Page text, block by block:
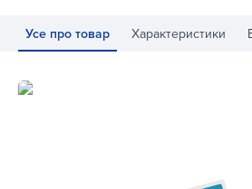
Усе про товар Характеристики
Зачіп для еспандера KF019